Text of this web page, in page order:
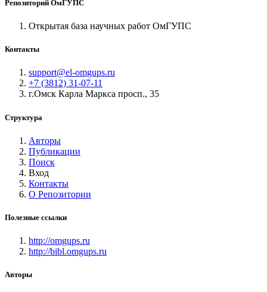
Репозиторий ОмГУПС
Открытая база научных работ ОмГУПС
Контакты
support@el-omgups.ru
+7 (3812) 31-07-11
г.Омск Карла Маркса просп., 35
Структура
Авторы
Публикации
Поиск
Вход
Контакты
О Репозитории
Полезные ссылки
http://omgups.ru
http://bibl.omgups.ru
Авторы